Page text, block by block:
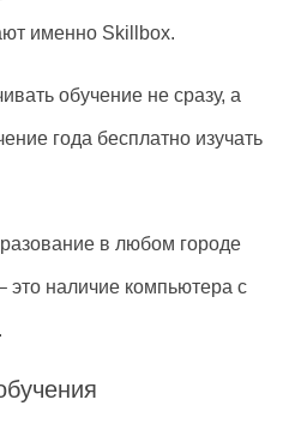
именно Skillbox.
обучение не сразу, а
года бесплатно изучать
в любом городе
это наличие компьютера с